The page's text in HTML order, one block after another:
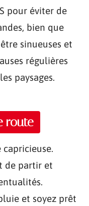
pour éviter de
bien que
sinueuses et
régulières
paysages.
route
de partir et
et soyez prêt